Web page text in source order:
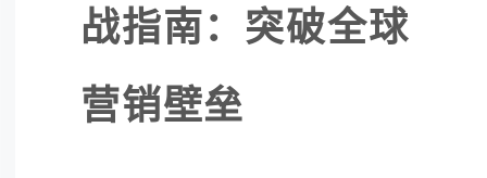
战指南：突破全球
营销壁垒